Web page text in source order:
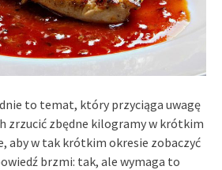
to temat, który przyciąga uwagę
zrzucić zbędne kilogramy w krótkim
aby w tak krótkim okresie zobaczyć
brzmi: tak, ale wymaga to